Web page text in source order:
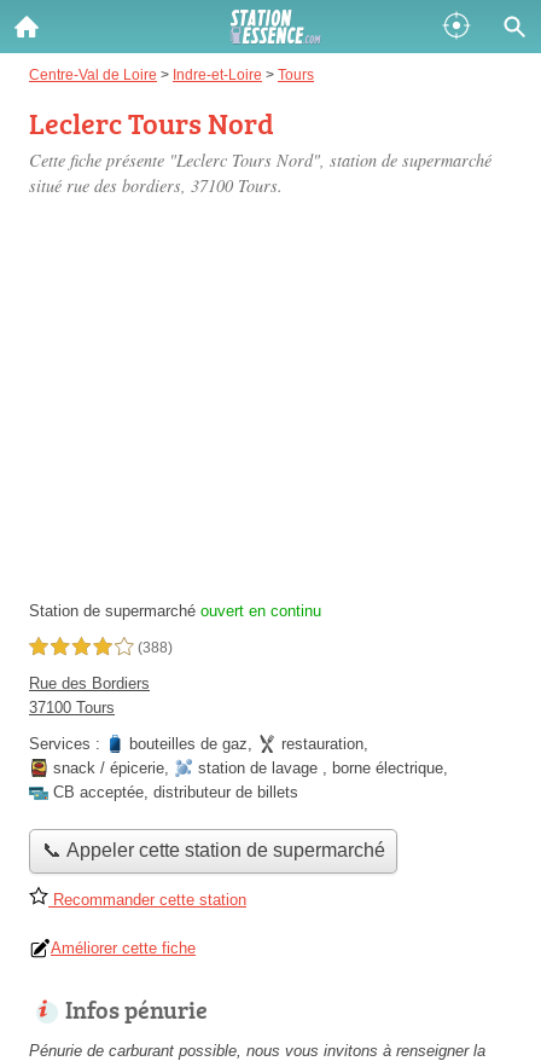
Centre-Val de Loire > Indre-et-Loire > Tours
Leclerc Tours Nord
Cette fiche présente "Leclerc Tours Nord", station de supermarché
situé rue des bordiers, 37100 Tours.
Station de supermarché ouvert en continu
4,0 étoiles sur 5 (388)
Rue des Bordiers
37100 Tours
Services :
bouteilles de gaz, restauration,
snack / épicerie, station de lavage , borne électrique,
CB acceptée, distributeur de billets
📞 Appeler cette station de supermarché
Recommander cette station
Améliorer cette fiche
Infos pénurie
Pénurie de carburant possible, nous vous invitons à renseigner la
Gazole :
Disponible
SP 98 :